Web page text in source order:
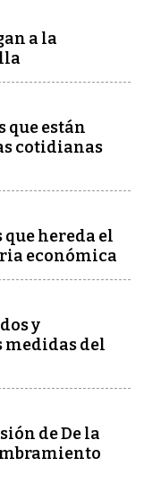
a la
que están
cotidianas
que hereda el
económica
y
medidas del
de De la